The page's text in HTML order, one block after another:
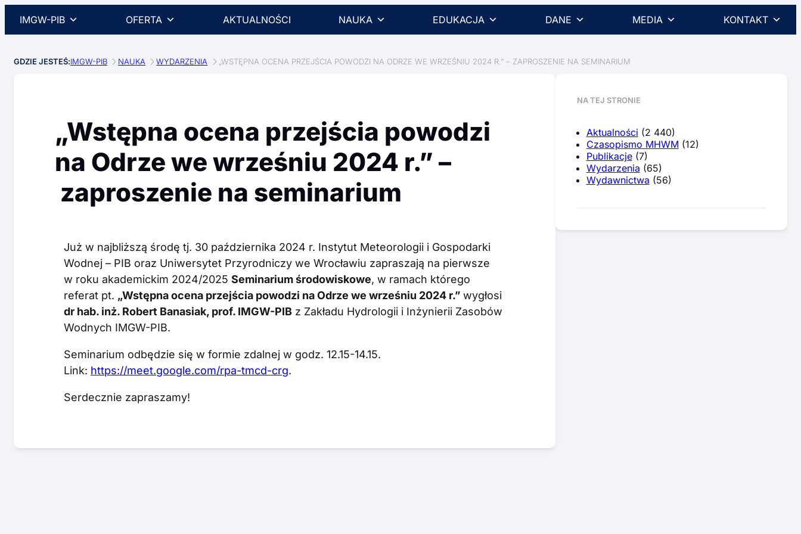
IMGW-PIB OFERTA AKTUALNOŚCI NAUKA EDUKACJA DANE MEDIA KONTAKT
GDZIE JESTEŚ:IMGW-PIB NAUKA WYDARZENIA „WSTĘPNA OCENA PRZEJŚCIA POWODZI NA ODRZE WE WRZEŚNIU 2024 R.” – ZAPROSZENIE NA SEMINARIUM
„Wstępna ocena przejścia powodzi
na Odrze we wrześniu 2024 r.” –
zaproszenie na seminarium
Już w najbliższą środę tj. 30 października 2024 r. Instytut Meteorologii i Gospodarki
Wodnej – PIB oraz Uniwersytet Przyrodniczy we Wrocławiu zapraszają na pierwsze
w roku akademickim 2024/2025Seminarium środowiskowe, w ramach którego
referat pt. „Wstępna ocena przejścia powodzi na Odrze we wrześniu 2024 r.”wygłosi
dr hab. inż. Robert Banasiak, prof. IMGW-PIB z Zakładu Hydrologii i Inżynierii Zasobów
Wodnych IMGW-PIB.
Seminarium odbędzie się w formie zdalnej w godz. 12.15-14.15.
Link: https://meet.google.com/rpa-tmcd-crg.
Serdecznie zapraszamy!
NA TEJ STRONIE
Aktualności (2 440)
Czasopismo MHWM (12)
Publikacje(7)
Wydarzenia (65)
Wydawnictwa (56)